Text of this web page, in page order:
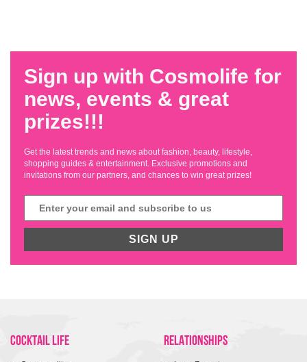
Sign up with Cosmolife for
news, events & great
prizes!!!
Get the latest trends and news about fashion, beauty, lifestyle,
shopping guides & entertainment. Exclusive promotions and
invitations from our partners, and chances to win great prizes!
SIGN UP
COCKTAIL LIFE RELATIONSHIPS